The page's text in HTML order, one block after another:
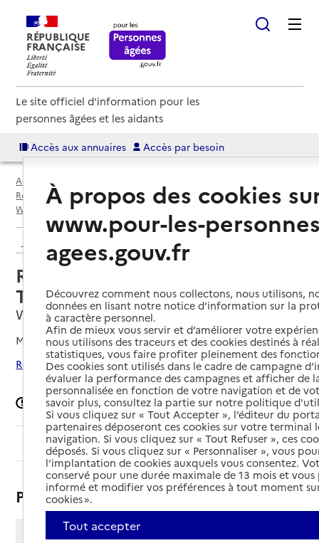
RÉPUBLIQUE
FRANÇAISE
Le site officiel d'information pour les
personnes âgées et les aidants
Accès aux annuaires Accès par besoin
Accueil
Résidences autonomie par département
Nord (59)
Wattrelos
Résidence autonomie du Touquet
Retour aux résultats de l'annuaire
Résidence autonomie du
Touquet
Wattrelos, NORD
Mis à jour le08/09/2024
Rechercher les établissements autour de Wattrelos
Signaler une erreur
Sommaire
Présentation
À propos des cookies
www.pour-les-
agees.gouv.fr
Découvrez comment nous collectons, nous utilisons,
données en lisant notre notice d’information sur la
à caractère personnel.
Afin de mieux vous servir et d’améliorer votre
nous utilisons des traceurs et des cookies destinés à
statistiques, vous faire profiter pleinement des
Des cookies sont utilisés dans le cadre de campagne
évaluer la performance des campagnes et afficher de
personnalisée en fonction de votre navigation et de
savoir plus, consultez la partie sur notre politique
Si vous cliquez sur « Tout Accepter », l’éditeur du
partenaires déposeront ces cookies sur votre terminal
navigation. Si vous cliquez sur « Tout Refuser », ces
déposés. Si vous cliquez sur « Personnaliser », vous
l’implantation de cookies auxquels vous consentez.
conservé pour une durée maximale de 13 mois et
informé et modifier vos préférences à tout moment
cookies ».
Tout accepter